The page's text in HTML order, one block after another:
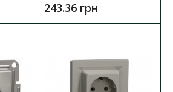
Asfora білий 2кл
243.36 грн